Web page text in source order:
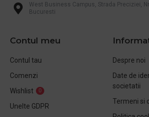
West Business Campus, Strada Preciziei,
Bucuresti
Contul meu
Contul tau
Comenzi
Wishlist
0
Unelte GDPR
Despre noi
Date de
societatii
Termeni si